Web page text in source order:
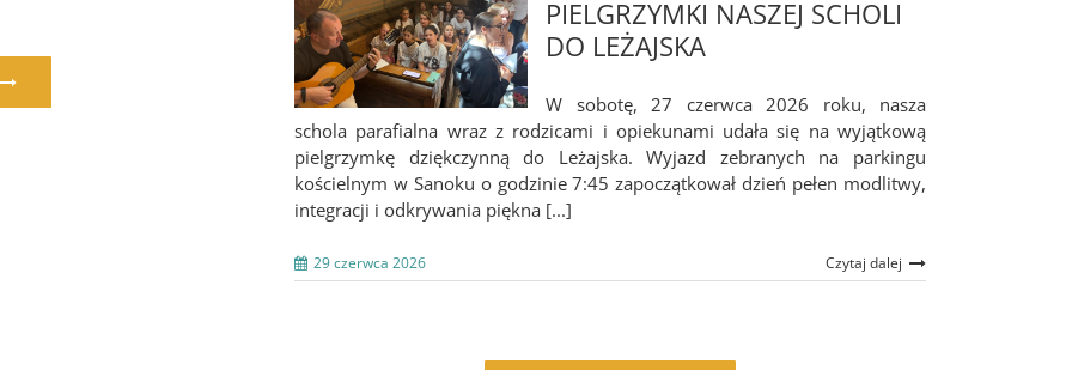
PIELGRZYMKI NASZEJ SCHOLI
DO LEŻAJSKA
W sobotę, 27 czerwca 2026 roku, nasza
schola parafialna wraz z rodzicami i opiekunami udała się na wyjątkową
pielgrzymkę dziękczynną do Leżajska. Wyjazd zebranych na parkingu
kościelnym w Sanoku o godzinie 7:45 zapoczątkował dzień pełen modlitwy,
integracji i odkrywania piękna [...]
29 czerwca 2026 Czytaj dalej